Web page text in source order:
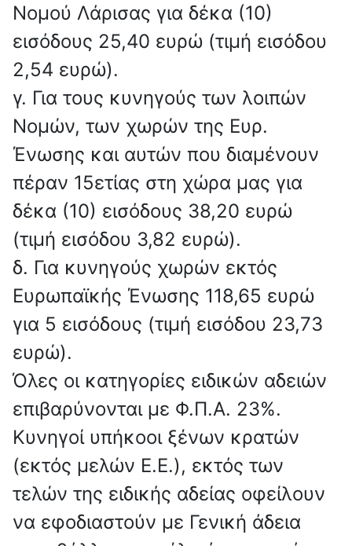
Νομού Λάρισας για δέκα (10)
εισόδους 25,40 ευρώ (τιμή εισόδου
2,54 ευρώ).
γ. Για τους κυνηγούς των λοιπών
Νομών, των χωρών της Ευρ.
Ένωσης και αυτών που διαμένουν
πέραν 15ετίας στη χώρα μας για
δέκα (10) εισόδους 38,20 ευρώ
(τιμή εισόδου 3,82 ευρώ).
δ. Για κυνηγούς χωρών εκτός
Ευρωπαϊκής Ένωσης 118,65 ευρώ
για 5 εισόδους (τιμή εισόδου 23,73
ευρώ).
Όλες οι κατηγορίες ειδικών αδειών
επιβαρύνονται με Φ.Π.Α. 23%.
Κυνηγοί υπήκοοι ξένων κρατών
(εκτός μελών Ε.Ε.), εκτός των
τελών της ειδικής αδείας οφείλουν
να εφοδια­στούν με Γενική άδεια